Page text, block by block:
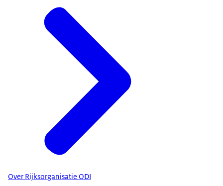
Over Rijksorganisatie ODI